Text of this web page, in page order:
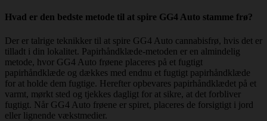
Hvad er den bedste metode til at spire GG4 Auto stamme frø?
Der er talrige teknikker til at spire GG4 Auto cannabisfrø, hvis det er
tilladt i din lokalitet. Papirhåndklæde-metoden er en almindelig
metode, hvor GG4 Auto frøene placeres på et fugtigt
papirhåndklæde og dækkes med endnu et fugtigt papirhåndklæde
for at holde dem fugtige. Herefter opbevares papirhåndklædet på et
varmt, mørkt sted og tjekkes dagligt for at sikre, at det forbliver
fugtigt. Når GG4 Auto frøene er spiret, placeres de forsigtigt i jord
eller lignende vækstmedier.